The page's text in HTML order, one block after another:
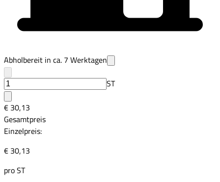
Abholbereit in ca. 7 Werktagen
ST
€ 30,13
Gesamtpreis
Einzelpreis:
€ 30,13
proST